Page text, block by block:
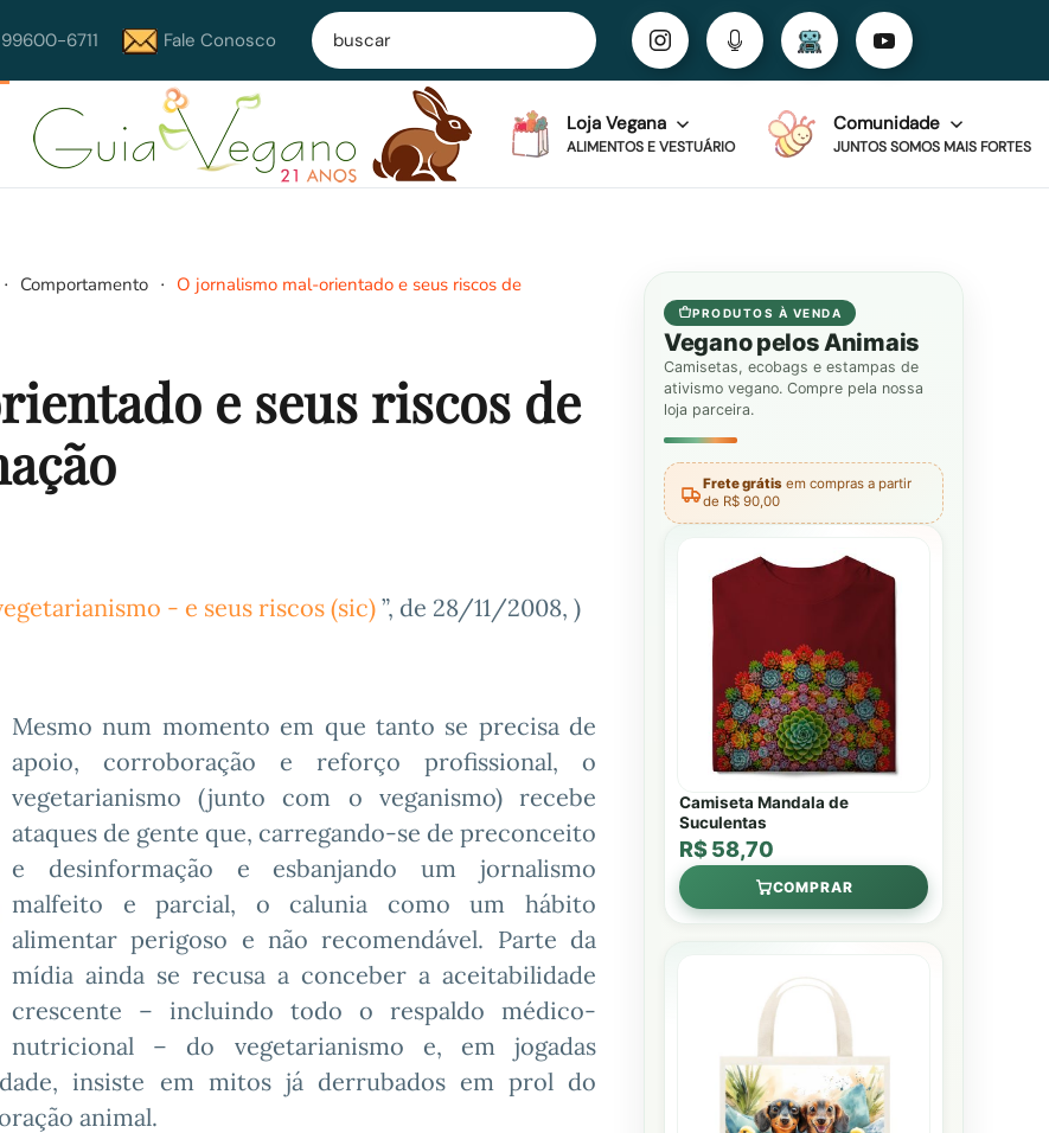
6711 Fale Conosco
Loja Vegana
ALIMENTOS E VESTUÁRIO
Comunidade
JUNTOS SOMOS MAIS FORTES
Comportamento
O jornalismo mal-orientado e seus riscos de
e seus riscos de
- e seus riscos (sic)”, de 28/11/2008, )
Mesmo num momento em que tanto se precisa de
apoio, corroboração e reforço profissional, o
vegetarianismo (junto com o veganismo) recebe
ataques de gente que, carregando-se de preconceito
e desinformação e esbanjando um jornalismo
malfeito e parcial, o calunia como um hábito
alimentar perigoso e não recomendável. Parte da
mídia ainda se recusa a conceber a aceitabilidade
crescente – incluindo todo o respaldo médico-
nutricional – do vegetarianismo e, em jogadas
insiste em mitos já derrubados em prol do
animal.
PRODUTOS À VENDA
Vegano pelos Animais
Camisetas, ecobags e estampas de
ativismo vegano. Compre pela nossa
loja parceira.
Frete grátis em compras a partir
de R$ 90,00
Camiseta Mandala de
Suculentas
R$ 58,70
COMPRAR